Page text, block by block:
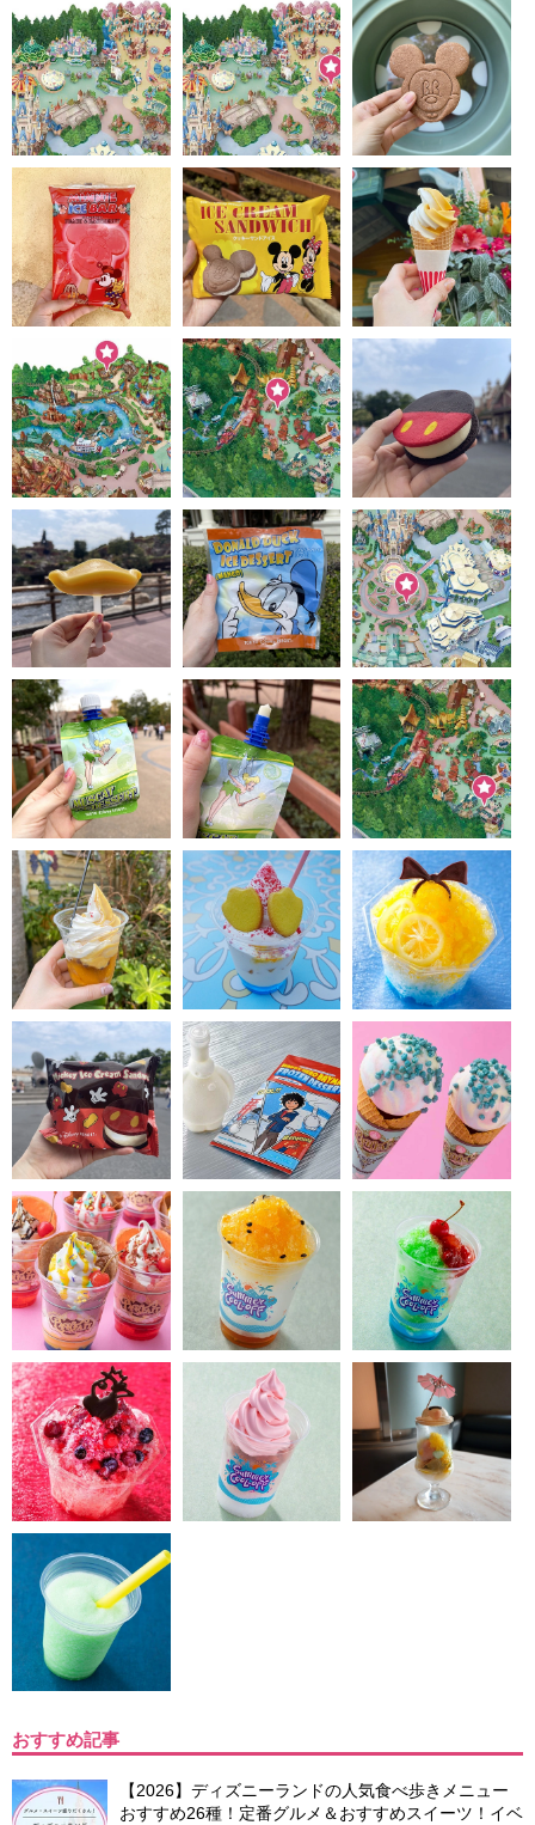
おすすめ記事
【2026】ディズニーランドの人気食べ歩きメニュー
おすすめ26種！定番グルメ＆おすすめスイーツ！イベ